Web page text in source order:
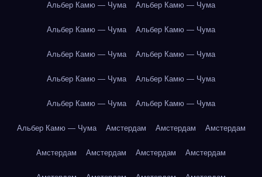
Альбер Камю — Чума Альбер Камю — Чума
Альбер Камю — Чума Альбер Камю — Чума
Альбер Камю — Чума Альбер Камю — Чума
Альбер Камю — Чума Альбер Камю — Чума
Альбер Камю — Чума Альбер Камю — Чума
Альбер Камю — Чума Амстердам Амстердам Амстердам
Амстердам Амстердам Амстердам Амстердам